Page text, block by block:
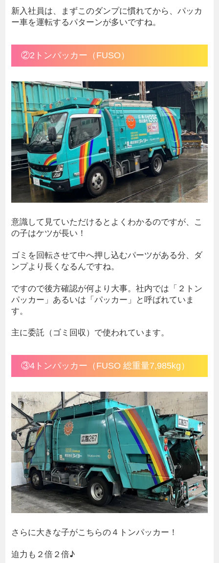
新入社員は、まずこのダンプに慣れてから、パッカ
ー車を運転するパターンが多いですね。
②2トンパッカー（FUSO）
意識して見ていただけるとよくわかるのですが、こ
の子はケツが長い！
ゴミを回転させて中へ押し込むパーツがある分、ダ
ンプより長くなるんですね。
ですので後方確認が何より大事。社内では「２トン
パッカー」あるいは「パッカー」と呼ばれていま
す。
主に委託（ゴミ回収）で使われています。
③4トンパッカー（FUSO 総重量7,985kg）
さらに大きな子がこちらの４トンパッカー！
迫力も２倍２倍♪